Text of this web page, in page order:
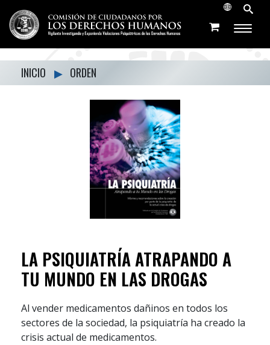
INICIO ▶ ORDEN
LA PSIQUIATRÍA ATRAPANDO A
TU MUNDO EN LAS DROGAS
Al vender medicamentos dañinos en todos los
sectores de la sociedad, la psiquiatría ha creado la
crisis actual de medicamentos.